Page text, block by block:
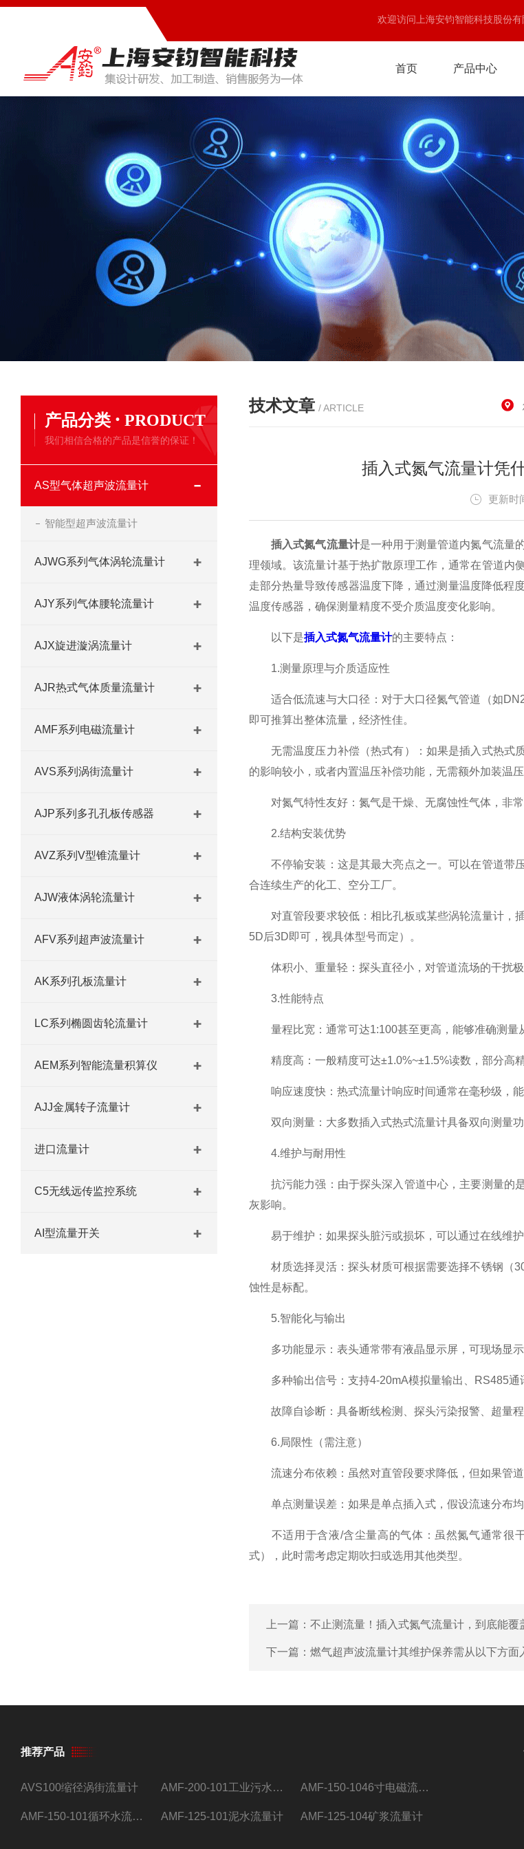
欢迎访问上海安钧智能科技股份
首页 产品中心
产品分类 · PRODUCT
我们相信合格的产品是信誉的保证！
AS型气体超声波流量计
智能型超声波流量计
AJWG系列气体涡轮流量计
AJY系列气体腰轮流量计
AJX旋进漩涡流量计
AJR热式气体质量流量计
AMF系列电磁流量计
AVS系列涡街流量计
AJP系列多孔孔板传感器
AVZ系列V型锥流量计
AJW液体涡轮流量计
AFV系列超声波流量计
AK系列孔板流量计
LC系列椭圆齿轮流量计
AEM系列智能流量积算仪
AJJ金属转子流量计
进口流量计
C5无线远传监控系统
AI型流量开关
技术文章 / ARTICLE
插入式氮气流量计凭
更新
插入式氮气流量计是一种用于测量管道内氮气流量
理领域。该流量计基于热扩散原理工作，通常在管道内
走部分热量导致传感器温度下降，通过测量温度降低程
温度传感器，确保测量精度不受介质温度变化影响。
以下是插入式氮气流量计的主要特点：
1.测量原理与介质适应性
适合低流速与大口径：对于大口径氮气管道（如
即可推算出整体流量，经济性佳。
无需温度压力补偿（热式有）：如果是插入式热式质
的影响较小，或者内置温压补偿功能，无需额外加装温压
对氮气特性友好：氮气是干燥、无腐蚀性气体，非常
2.结构安装优势
不停输安装：这是其最大亮点之一。可以在管道带
合连续生产的化工、空分工厂。
对直管段要求较低：相比孔板或某些涡轮流量计，
5D后3D即可，视具体型号而定）。
体积小、重量轻：探头直径小，对管道流场的干扰极
3.性能特点
量程比宽：通常可达1:100甚至更高，能够准确测量
精度高：一般精度可达±1.0%~±1.5%读数，部分高精
响应速度快：热式流量计响应时间通常在毫秒级，能
双向测量：大多数插入式热式流量计具备双向测量功
4.维护与耐用性
抗污能力强：由于探头深入管道中心，主要测量的
灰影响。
易于维护：如果探头脏污或损坏，可以通过在线维护
材质选择灵活：探头材质可根据需要选择不锈钢（
蚀性是标配。
5.智能化与输出
多功能显示：表头通常带有液晶显示屏，可现场显示
多种输出信号：支持4-20mA模拟量输出、RS485通
故障自诊断：具备断线检测、探头污染报警、超量程
6.局限性（需注意）
流速分布依赖：虽然对直管段要求降低，但如果管道
单点测量误差：如果是单点插入式，假设流速分布均
不适用于含液/含尘量高的气体：虽然氮气通常很干
式），此时需考虑定期吹扫或选用其他类型。
上一篇： 不止测流量！插入式氮气流量计，到底能覆
下一篇： 燃气超声波流量计其维护保养需从以下方面
推荐产品
AVS100缩径涡街流量计 AMF-200-101工业污水流量计 AMF-150-1046寸电磁流量计
AMF-150-101循环水流量计,电磁流量计 AMF-125-101泥水流量计 AMF-125-104矿浆流量计